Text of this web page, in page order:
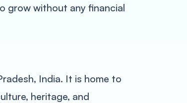
grow without any financial
India. It is home to
heritage, and